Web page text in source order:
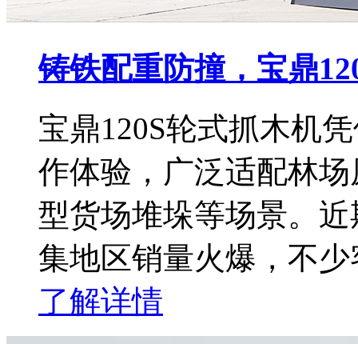
铸铁配重防撞，宝鼎
宝鼎120S轮式抓木机
作体验，广泛适配林
型货场堆垛等场景。
集地区销量火爆，不
了解详情